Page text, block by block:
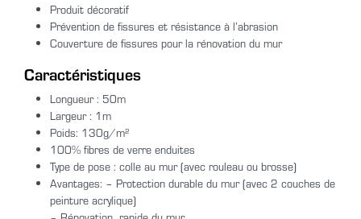
Produit décoratif
Prévention de fissures et résistance à l’abrasion
Couverture de fissures pour la rénovation du mur
Caractéristiques
Longueur : 50m
Largeur : 1m
Poids: 130g/m²
100% fibres de verre enduites
Type de pose : colle au mur (avec rouleau ou brosse)
Avantages: – Protection durable du mur (avec 2 couches de
peinture acrylique)